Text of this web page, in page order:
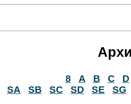
8 A B C D
SA
SB SC SD SE SG